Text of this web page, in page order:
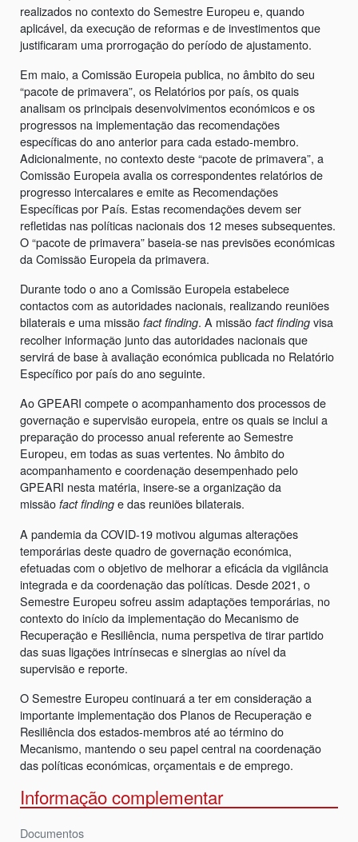
realizados no contexto do Semestre Europeu e, quando
aplicável, da execução de reformas e de investimentos que
justificaram uma prorrogação do período de ajustamento.
Em maio, a Comissão Europeia publica, no âmbito do seu
“pacote de primavera”, os Relatórios por país, os quais
analisam os principais desenvolvimentos económicos e os
progressos na implementação das recomendações
específicas do ano anterior para cada estado-membro.
Adicionalmente, no contexto deste “pacote de primavera”, a
Comissão Europeia avalia os correspondentes relatórios de
progresso intercalares e emite as Recomendações
Específicas por País. Estas recomendações devem ser
refletidas nas políticas nacionais dos 12 meses subsequentes.
O “pacote de primavera” baseia-se nas previsões económicas
da Comissão Europeia da primavera.
Durante todo o ano a Comissão Europeia estabelece
contactos com as autoridades nacionais, realizando reuniões
bilaterais e uma missão fact finding. A missão fact finding visa
recolher informação junto das autoridades nacionais que
servirá de base à avaliação económica publicada no Relatório
Específico por país do ano seguinte.
Ao GPEARI compete o acompanhamento dos processos de
governação e supervisão europeia, entre os quais se inclui a
preparação do processo anual referente ao Semestre
Europeu, em todas as suas vertentes. No âmbito do
acompanhamento e coordenação desempenhado pelo
GPEARI nesta matéria, insere-se a organização da
missão fact finding e das reuniões bilaterais.
A pandemia da COVID-19 motivou algumas alterações
temporárias deste quadro de governação económica,
efetuadas com o objetivo de melhorar a eficácia da vigilância
integrada e da coordenação das políticas. Desde 2021, o
Semestre Europeu sofreu assim adaptações temporárias, no
contexto do início da implementação do Mecanismo de
Recuperação e Resiliência, numa perspetiva de tirar partido
das suas ligações intrínsecas e sinergias ao nível da
supervisão e reporte.
O Semestre Europeu continuará a ter em consideração a
importante implementação dos Planos de Recuperação e
Resiliência dos estados-membros até ao término do
Mecanismo, mantendo o seu papel central na coordenação
das políticas económicas, orçamentais e de emprego.
Informação complementar
Documentos